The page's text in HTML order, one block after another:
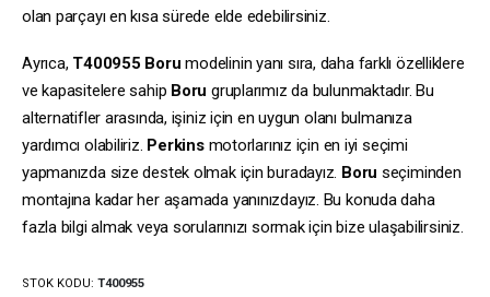
olan parçayı en kısa sürede elde edebilirsiniz.
Ayrıca, T400955 Boru modelinin yanı sıra, daha farklı özelliklere
ve kapasitelere sahip Boru gruplarımız da bulunmaktadır. Bu
alternatifler arasında, işiniz için en uygun olanı bulmanıza
yardımcı olabiliriz. Perkinsmotorlarınız için en iyi seçimi
yapmanızda size destek olmak için buradayız. Boru seçiminden
montajına kadar her aşamada yanınızdayız. Bu konuda daha
fazla bilgi almak veya sorularınızı sormak için bize ulaşabilirsiniz.
STOK KODU: T400955